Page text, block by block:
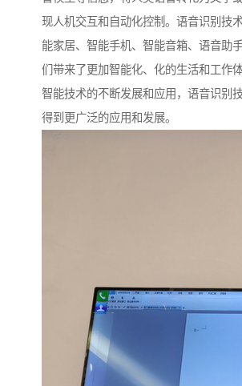
现人机交互和自动化控制。语音识别技
能家居、智能手机、智能音箱、语音助
们带来了更加智能化、化的生活和工作
智能技术的不断发展和应用，语音识别
得到更广泛的应用和发展。